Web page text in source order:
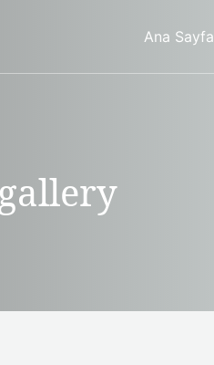
Ana Sayfa
gallery